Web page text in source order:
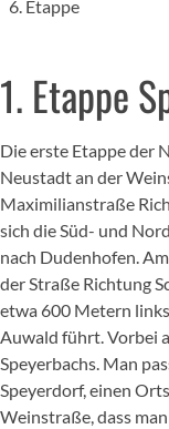
6. Etappe
1. Etappe
Die erste Etappe der
Neustadt an der
Maximilianstraße
sich die Süd- und
nach Dudenhofen.
der Straße Richtung
etwa 600 Metern
Auwald führt. Vorbei
Speyerbachs. Man
Speyerdorf, einen
Weinstraße, dass